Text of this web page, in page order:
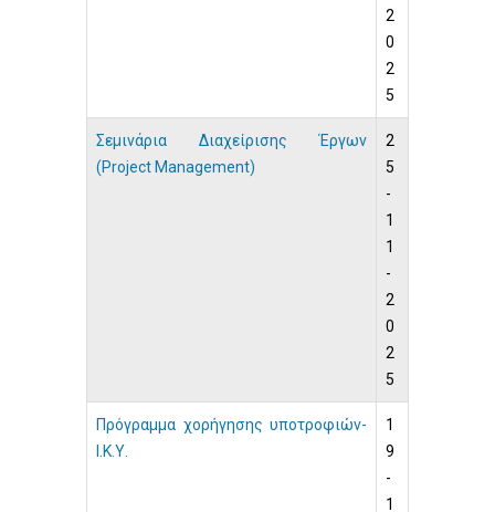
2
0
2
5
Σεμινάρια Διαχείρισης Έργων
(Project Management)
2
5
-
1
1
-
2
0
2
5
Πρόγραμμα χορήγησης υποτροφιών-
Ι.Κ.Υ.
1
9
-
1